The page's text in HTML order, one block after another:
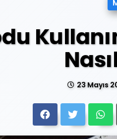
23 Mayıs